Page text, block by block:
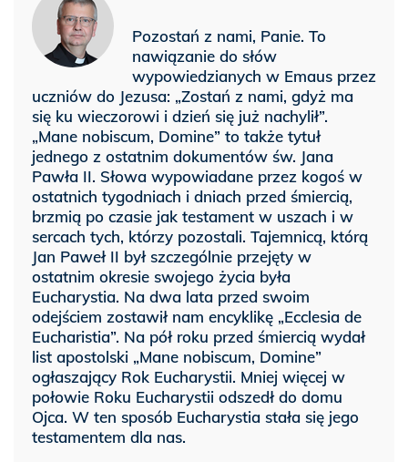
Pozostań z nami, Panie. To
nawiązanie do słów
wypowiedzianych w Emaus przez
uczniów do Jezusa: „Zostań z nami, gdyż ma
się ku wieczorowi i dzień się już nachylił”.
„Mane nobiscum, Domine” to także tytuł
jednego z ostatnim dokumentów św. Jana
Pawła II. Słowa wypowiadane przez kogoś w
ostatnich tygodniach i dniach przed śmiercią,
brzmią po czasie jak testament w uszach i w
sercach tych, którzy pozostali. Tajemnicą, którą
Jan Paweł II był szczególnie przejęty w
ostatnim okresie swojego życia była
Eucharystia. Na dwa lata przed swoim
odejściem zostawił nam encyklikę „Ecclesia de
Eucharistia”. Na pół roku przed śmiercią wydał
list apostolski „Mane nobiscum, Domine”
ogłaszający Rok Eucharystii. Mniej więcej w
połowie Roku Eucharystii odszedł do domu
Ojca. W ten sposób Eucharystia stała się jego
testamentem dla nas.